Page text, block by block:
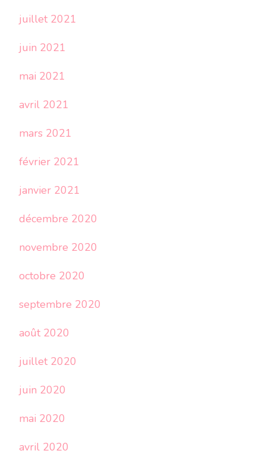
juillet 2021
juin 2021
mai 2021
avril 2021
mars 2021
février 2021
janvier 2021
décembre 2020
novembre 2020
octobre 2020
septembre 2020
août 2020
juillet 2020
juin 2020
mai 2020
avril 2020